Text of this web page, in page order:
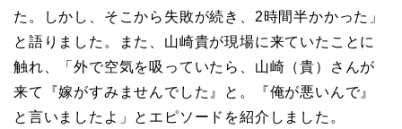
た。しかし、そこから失敗が続き、2時間半かかった」
と語りました。また、山崎貴が現場に来ていたことに
触れ、「外で空気を吸っていたら、山崎（貴）さんが
来て『嫁がすみませんでした』と。『俺が悪いんで』
と言いましたよ」とエピソードを紹介しました。